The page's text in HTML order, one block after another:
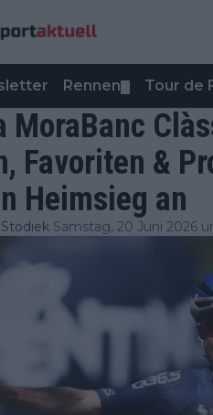
Rennen Tour de
MoraBanc
Favoriten &
Heimsieg an
Samstag, 20 Juni 2026